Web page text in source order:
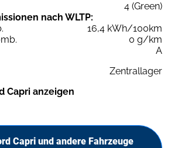
4 (Green)
nach WLTP:
16,4 kWh/100km
0 g/km
A
Zentrallager
Capri anzeigen
Capri und andere Fahrzeuge